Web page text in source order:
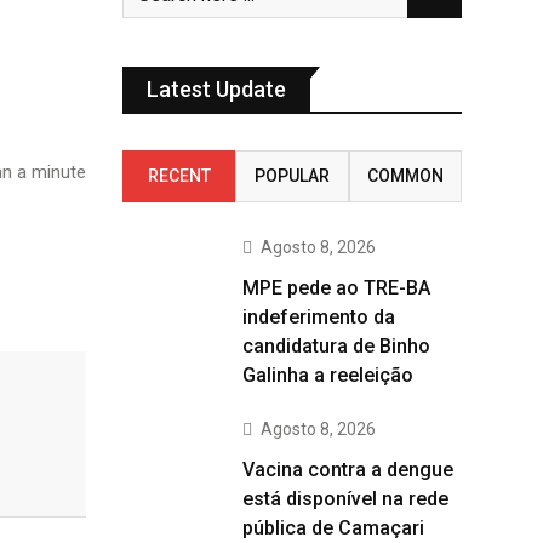
a minute
Latest Update
RECENT POPULAR COMMON
Agosto 8, 2026
MPE pede ao TRE-BA
indeferimento da
candidatura de Binho
Galinha a reeleição
Agosto 8, 2026
Vacina contra a dengue
está disponível na rede
pública de Camaçari